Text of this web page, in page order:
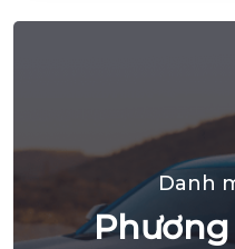
Danh
Phương